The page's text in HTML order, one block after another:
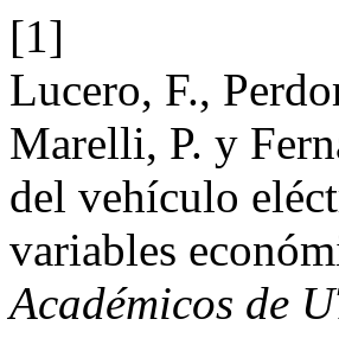
[1]
Lucero, F.,
Marelli, P. y
del vehículo
variables
Académicos de